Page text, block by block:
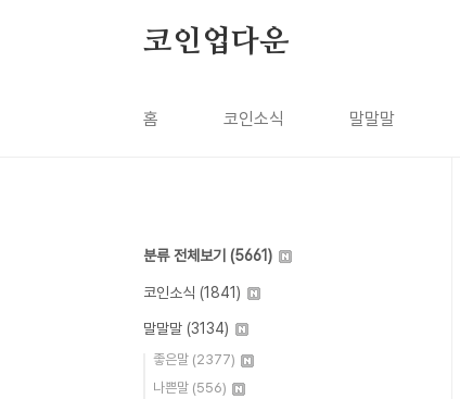
코인업다운
홈 코인소식 말말말
분류 전체보기 (5661)
코인소식 (1841)
말말말 (3134)
좋은말 (2377)
나쁜말 (556)